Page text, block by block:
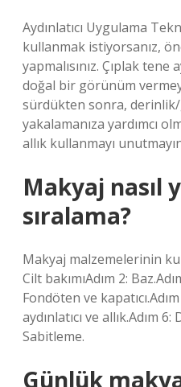
Aydınlatıcı Uygulama
kullanmak istiyorsanız,
yapmalısınız. Çıplak tene
doğal bir görünüm
sürdükten sonra,
yakalamanıza yardımcı
allık kullanmayı
Makyaj nasıl
sıralama?
Makyaj malzemelerinin
Cilt bakımıAdım 2:
Fondöten ve
aydınlatıcı ve allık.Adım
Sabitleme.
Günlük